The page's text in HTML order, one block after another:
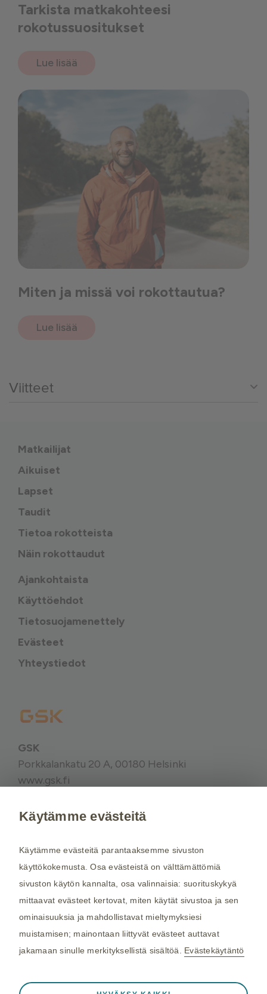
Tarkista matkakohteesi
rokotussuositukset
Lue lisää
Miten ja missä voi rokottautua?
Lue lisää
Viitteet
Matkailijat
Aikuiset
Lapset
Taudit
Tietoa rokotteista
Näin rokottaudut
Ajankohtaista
Käyttöehdot
Tietosuojamenettely
Evästeet
Yhteystiedot
GSK
Porkkalankatu 20 A, 00180 Helsinki
www.gsk.fi
ammattilaiselta. Rokotussuositukset perustuvat
THL:nsuosituksiin. Maakohtaiset
rokotussuositukset perustuvatMatkailijan
terveysoppaaseen, jota toimittaa Kustannus Oy
Duodecim (aiemmin THL). Tarkistamme
maakohtaiset rokotesuositukset kahdesti
vuodessa.
Käytämme evästeitä
Käytämme evästeitä parantaaksemme sivuston
käyttökokemusta. Osa evästeistä on välttämättömiä
sivuston käytön kannalta, osa valinnaisia: suorituskykyä
mittaavat evästeet kertovat, miten käytät sivustoa ja sen
ominaisuuksia ja mahdollistavat mieltymyksiesi
muistamisen; mainontaan liittyvät evästeet auttavat
jakamaan sinulle merkityksellistä sisältöä. Evästekäytäntö
Välttämättömät evästeet ❮